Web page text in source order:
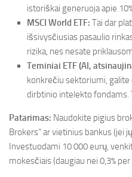
istoriškai generuoja apie
MSCI World ETF: Tai dar
išsivysčiusias pasaulio
rizika, nes nesate
Teminiai ETF (AI,
konkrečiu sektoriumi,
dirbtinio intelekto fondams.
Patarimas: Naudokite pigius
Brokers“ ar vietinius bankus (jei
Investuodami 10 000 eurų,
mokesčiais (daugiau nei 0,3%